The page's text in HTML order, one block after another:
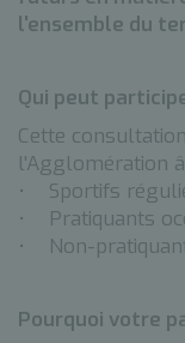
l'ensemble du
Qui peut
Cette
l'Agglomération
• Sportifs
• Pratiquants
• Non-
Pourquoi votre